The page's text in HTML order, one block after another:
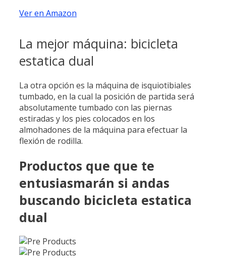
Ver en Amazon
La mejor máquina: bicicleta
estatica dual
La otra opción es la máquina de isquiotibiales
tumbado, en la cual la posición de partida será
absolutamente tumbado con las piernas
estiradas y los pies colocados en los
almohadones de la máquina para efectuar la
flexión de rodilla.
Productos que que te
entusiasmarán si andas
buscando bicicleta estatica
dual